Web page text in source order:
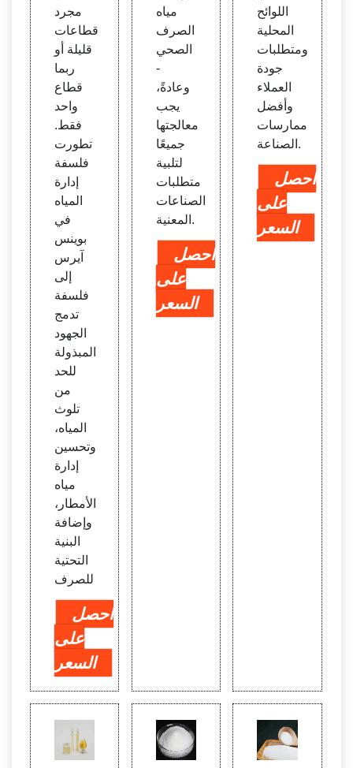
مجرد
قطاعات
قليلة أو
ربما
قطاع
واحد
فقط.
تطورت
فلسفة
إدارة
المياه
في
بوينس
آيرس
إلى
فلسفة
تدمج
الجهود
المبذولة
للحد
من
تلوث
المياه،
وتحسين
إدارة
مياه
الأمطار،
وإضافة
البنية
التحتية
للصرف
احصل
على
السعر
مياه
الصرف
الصحي
-
وعادةً،
يجب
معالجتها
جميعًا
لتلبية
متطلبات
الصناعات
المعنية.
احصل
على
السعر
اللوائح
المحلية
ومتطلبات
جودة
العملاء
وأفضل
ممارسات
الصناعة.
احصل
على
السعر